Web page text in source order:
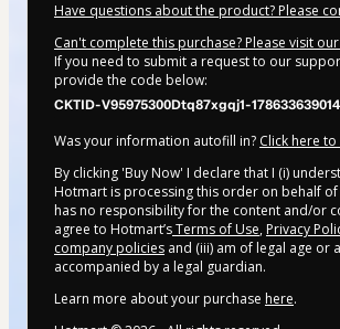
Have questions about the product? Please
Can't complete this purchase? Please visit
If you need to submit a request to our
provide the code below:
CKTID-V95975300Dtq87xgqj1-
Was your information autofill in? Click here
By clicking 'Buy Now' I declare that I (i)
Hotmart is processing this order on behalf of
has no responsibility for the content and/or
agree to Hotmart’sTerms of Use, Privacy
company policies and (iii) am of legal age or
accompanied by a legal guardian.
Learn more about your purchase here.